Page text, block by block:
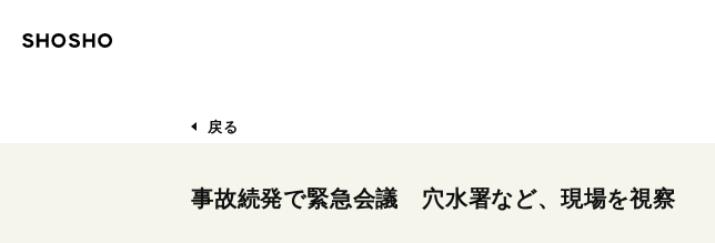
戻る
事故続発で緊急会議 穴水署など、現場を視察